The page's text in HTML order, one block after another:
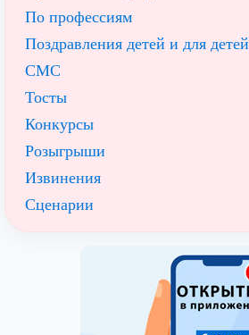
По профессиям
Поздравления детей и для детей
СМС
Тосты
Конкурсы
Розыгрыши
Извинения
Сценарии